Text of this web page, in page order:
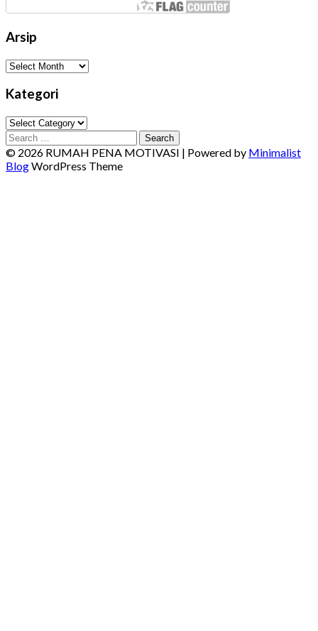
Arsip
Arsip
Kategori
Kategori
Search
for:
© 2026 RUMAH PENA MOTIVASI | Powered by Minimalist
BlogWordPress Theme